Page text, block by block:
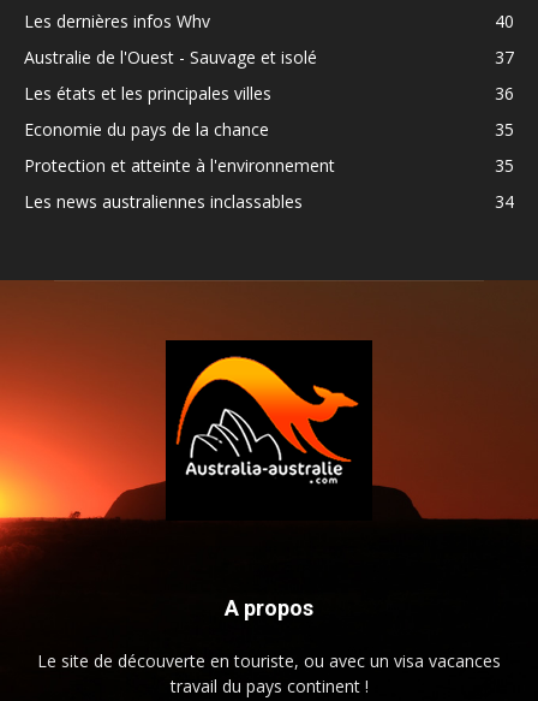
Les dernières infos Whv
40
Australie de l'Ouest - Sauvage et isolé
37
Les états et les principales villes
36
Economie du pays de la chance
35
Protection et atteinte à l'environnement
35
Les news australiennes inclassables
34
A propos
Le site de découverte en touriste, ou avec un visa vacances
travail du pays continent !